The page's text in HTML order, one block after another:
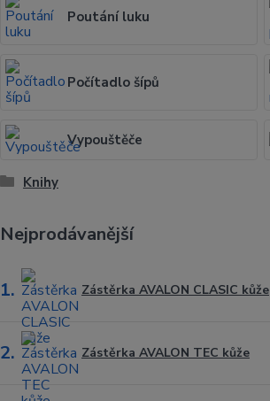
Poutání luku
Počítadlo šípů
Vypouštěče
Knihy
Nejprodávanější
1. Zástěrka AVALON CLASIC kůže
2. Zástěrka AVALON TEC kůže